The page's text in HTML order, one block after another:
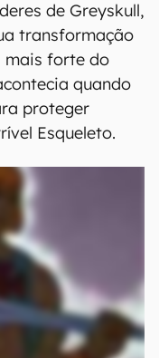
de Greyskull,
transformação
mais forte do
quando
proteger
Esqueleto.